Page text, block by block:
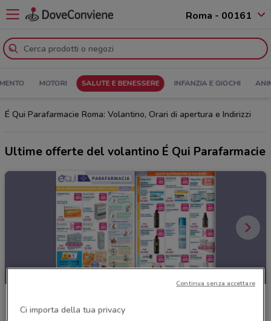
Roma - 00161
MOTORI SALUTE E BENESSERE INFANZIA E GIOCHI
É Qui Parafarmacie Roma: Volantino, Orari di apertura e Indirizzi
Ultime offerte del volantino É Qui Parafarmacie
Scade lunedì
Ci importa della tua privacy
Continua senza accettare